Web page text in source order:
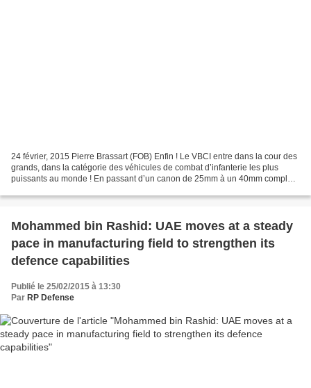
24 février, 2015 Pierre Brassart (FOB) Enfin ! Le VBCI entre dans la cour des
grands, dans la catégorie des véhicules de combat d’infanterie les plus
puissants au monde ! En passant d’un canon de 25mm à un 40mm complété
Mohammed bin Rashid: UAE moves at a steady
pace in manufacturing field to strengthen its
defence capabilities
Publié le 25/02/2015 à 13:30
Par RP Defense